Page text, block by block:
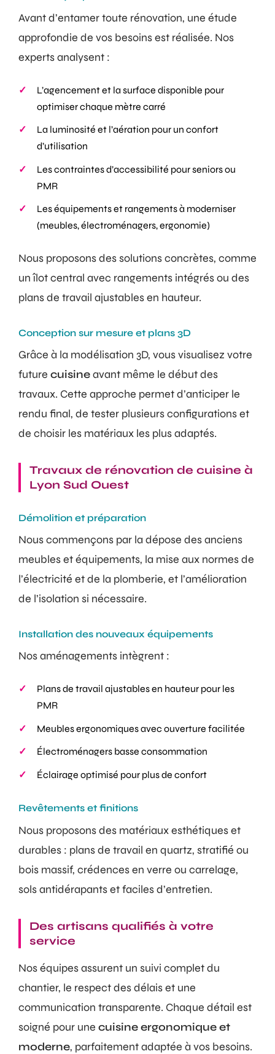
Avant d’entamer toute rénovation, une étude
approfondie de vos besoins est réalisée. Nos
experts analysent :
L’agencement et la surface disponible pour
optimiser chaque mètre carré
La luminosité et l’aération pour un confort
d’utilisation
Les contraintes d’accessibilité pour seniors ou
PMR
Les équipements et rangements à moderniser
(meubles, électroménagers, ergonomie)
Nous proposons des solutions concrètes, comme
un îlot central avec rangements intégrés ou des
plans de travail ajustables en hauteur.
Conception sur mesure et plans 3D
Grâce à la modélisation 3D, vous visualisez votre
future cuisineavant même le début des
travaux. Cette approche permet d’anticiper le
rendu final, de tester plusieurs configurations et
de choisir les matériaux les plus adaptés.
Travaux de rénovation de cuisine à
Lyon Sud Ouest
Démolition et préparation
Nous commençons par la dépose des anciens
meubles et équipements, la mise aux normes de
l’électricité et de la plomberie, et l’amélioration
de l’isolation si nécessaire.
Installation des nouveaux équipements
Nos aménagements intègrent :
Plans de travail ajustables en hauteur pour les
PMR
Meubles ergonomiques avec ouverture facilitée
Électroménagers basse consommation
Éclairage optimisé pour plus de confort
Revêtements et finitions
Nous proposons des matériaux esthétiques et
durables : plans de travail en quartz, stratifié ou
bois massif, crédences en verre ou carrelage,
sols antidérapants et faciles d’entretien.
Des artisans qualifiés à votre
service
Nos équipes assurent un suivi complet du
chantier, le respect des délais et une
communication transparente. Chaque détail est
soigné pour une cuisine ergonomique et
moderne, parfaitement adaptée à vos besoins.